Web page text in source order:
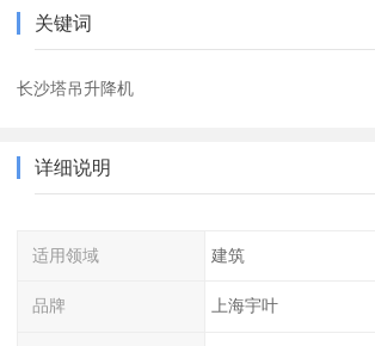
关键词
长沙塔吊升降机
详细说明
适用领域 建筑
品牌 上海宇叶